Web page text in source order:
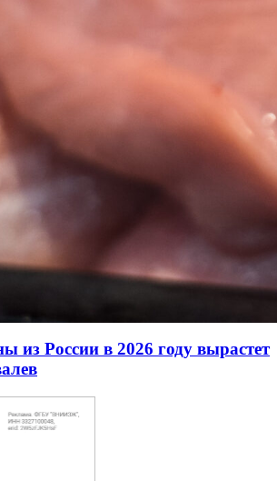
из России в 2026 году вырастет